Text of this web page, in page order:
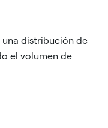
una distribución de
el volumen de